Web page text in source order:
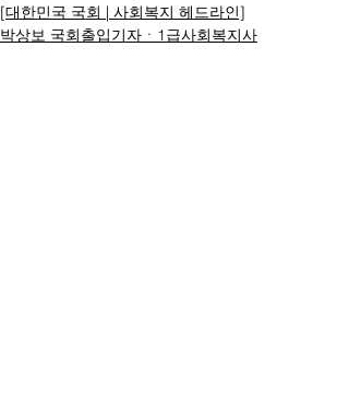
[대한민국 국회 | 사회복지 헤드라인]
박상보 국회출입기자ㆍ1급사회복지사